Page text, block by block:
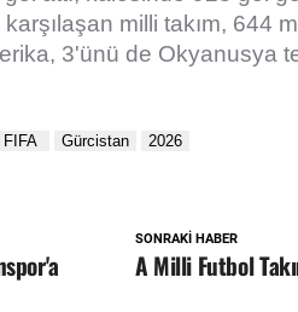
milli takım, 644
3'ünü de Okyanusya
SONRAKI HABER
A Milli Futbol